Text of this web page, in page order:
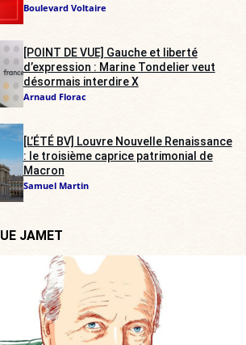
Boulevard Voltaire
[POINT DE VUE] Gauche et liberté
d’expression : Marine Tondelier veut
désormais interdire X
Arnaud Florac
[L’ÉTÉ BV] Louvre Nouvelle Renaissance
: le troisième caprice patrimonial de
Macron
Samuel Martin
JAMET